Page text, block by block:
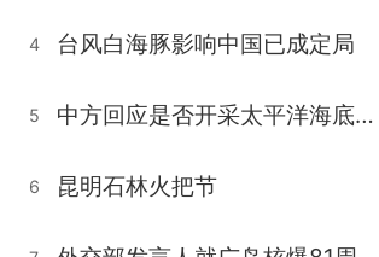
4 台风白海豚影响中国已成定局
5 中方回应是否开采太平洋海底稀土资源
6 昆明石林火把节